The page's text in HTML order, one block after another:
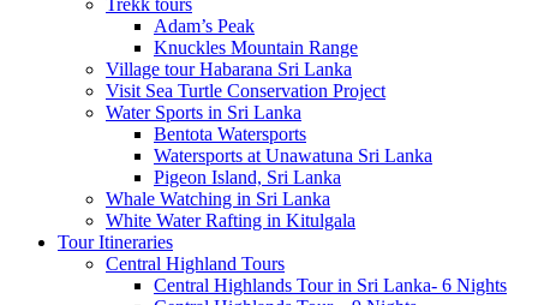
Trekk tours
Adam’s Peak
Knuckles Mountain Range
Village tour Habarana Sri Lanka
Visit Sea Turtle Conservation Project
Water Sports in Sri Lanka
Bentota Watersports
Watersports at Unawatuna Sri Lanka
Pigeon Island, Sri Lanka
Whale Watching in Sri Lanka
White Water Rafting in Kitulgala
Tour Itineraries
Central Highland Tours
Central Highlands Tour in Sri Lanka- 6 Nights